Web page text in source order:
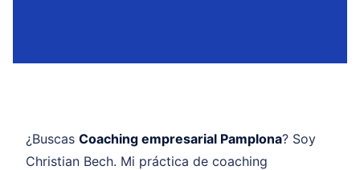
¿Buscas Coaching empresarial Pamplona? Soy
Christian Bech. Mi práctica de coaching